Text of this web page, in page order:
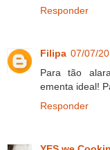
Responder
Filipa 07/07/
Para tão
ementa ideal!
Responder